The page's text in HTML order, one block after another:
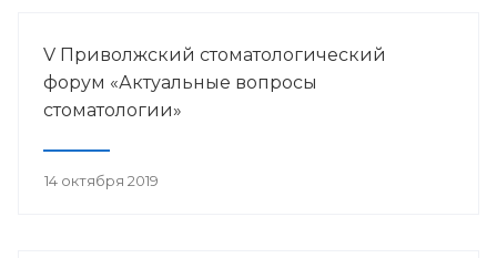
V Приволжский стоматологический
форум «Актуальные вопросы
стоматологии»
14 октября 2019